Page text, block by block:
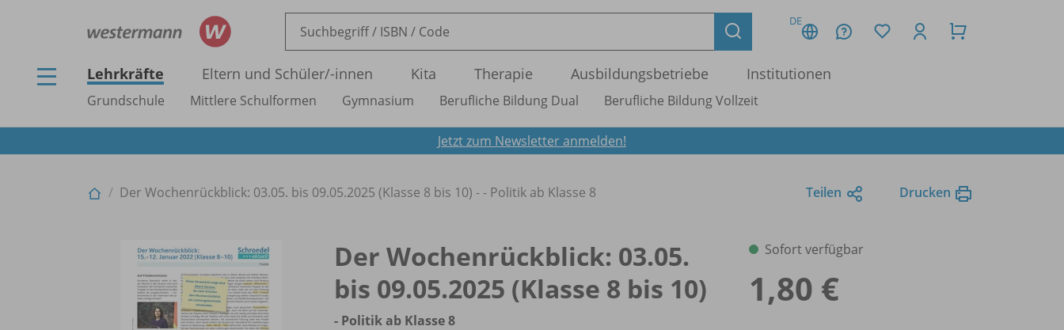
DE
Lehrkräfte Eltern und Schüler/-innen Kita Therapie Ausbildungsbetriebe Institutionen
Grundschule Mittlere Schulformen Gymnasium Berufliche Bildung Dual Berufliche Bildung Vollzeit
Jetzt zum Newsletter anmelden!
Der Wochenrückblick: 03.05. bis 09.05.2025 (Klasse 8 bis 10) - - Politik ab Klasse 8 Teilen Drucken
Der Wochenrückblick: 03.05.
bis 09.05.2025 (Klasse 8 bis 10)
- Politik ab Klasse 8
Sofort verfügbar
1,80 €